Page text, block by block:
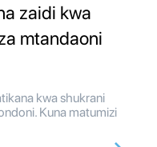
zaidi kwa
mtandaoni
kwa shukrani
Kuna matumizi